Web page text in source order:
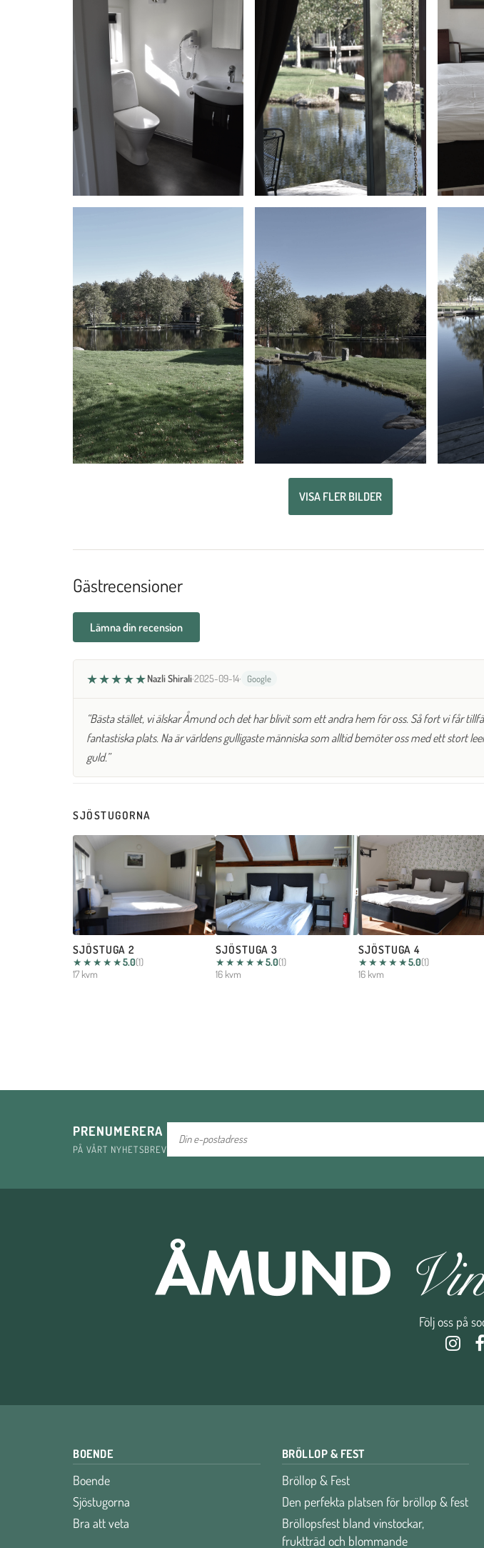
VISA FLER BILDER
Gästrecensioner
Lämna din recension
★★★★★Nazli Shirali·2025-09-14· Google
“Bästa stället, vi älskar Åmund och det har blivit som ett andra hem för oss. Så fort vi får
fantastiska plats. Na är världens gulligaste människa som alltid bemöter oss med ett stort
guld.”
SJÖSTUGORNA
SJÖSTUGA 2
★★★★★5.0(1)
17 kvm
SJÖSTUGA 3
★★★★★5.0(1)
16 kvm
SJÖSTUGA 4
★★★★★5.0(1)
16 kvm
PRENUMERERA
PÅ VÅRT NYHETSBREVpostadress
Följ oss på
BOENDE
Boende
Sjöstugorna
Bra att veta
BRÖLLOP & FEST
Bröllop & Fest
Den perfekta platsen för bröllop & fest
Bröllopsfest bland vinstockar,
fruktträd och blommande